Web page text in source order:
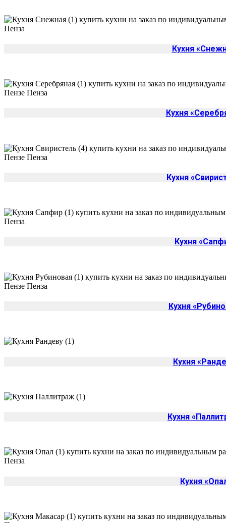
Кухня
Кухня
Кухня
Кухня
Кухня
Кухня
Кухня
Кухня